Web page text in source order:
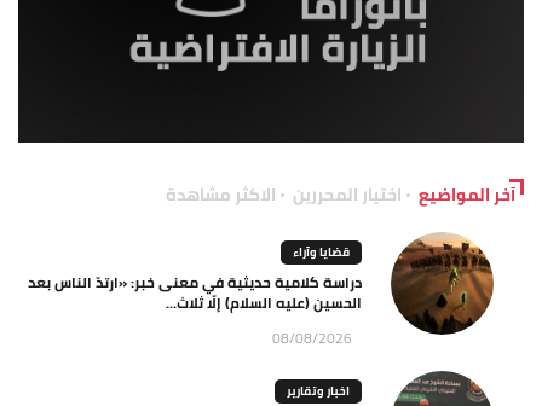
آخر المواضيع اختيار المحررين الاكثر مشاهدة
قضايا وآراء
دراسة كلامية حديثية في معنى خبر: «ارتدّ الناس بعد
الحسين (عليه السلام) إلّا ثلاث...
08/08/2026
اخبار وتقارير